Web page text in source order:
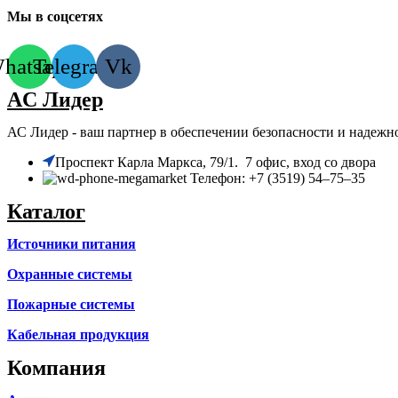
Мы в соцсетях
TelegramVk
AC Лидер
АС Лидер - ваш партнер в обеспечении безопасности и
​Проспект Карла Маркса, 79/1. 7 офис, вход со двора
Телефон: +7 (3519) 54‒75‒35
Каталог
Источники питания
Охранные системы
Пожарные системы
Кабельная продукция
Компания